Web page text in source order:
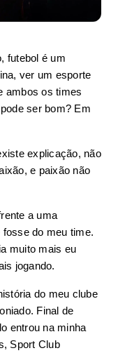
futebol é um
ver um esporte
ambos os times
ser bom? Em
explicação, não
e paixão não
a uma
do meu time.
muito mais eu
jogando.
do meu clube
Final de
entrou na minha
Sport Club